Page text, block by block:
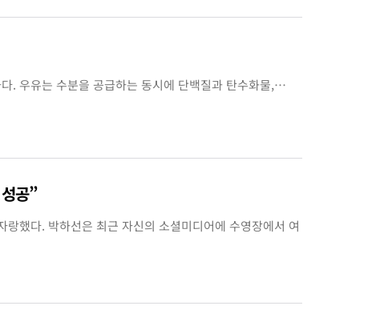
. 우유는 수분을 공급하는 동시에 단백질과 탄수화물,…
공”
했다. 박하선은 최근 자신의 소셜미디어에 수영장에서 여